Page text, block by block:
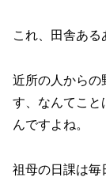
これ、田舎ある
近所の人から
す、なんてこと
んですよね。
祖母の日課は毎